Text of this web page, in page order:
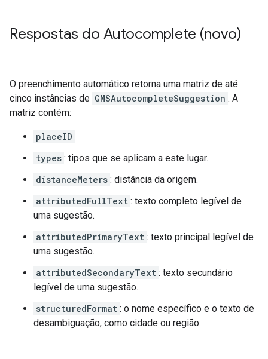
Respostas do Autocomplete (novo)
O preenchimento automático retorna uma matriz de até
cinco instâncias de GMSAutocompleteSuggestion . A
matriz contém:
placeID
types : tipos que se aplicam a este lugar.
distanceMeters : distância da origem.
attributedFullText : texto completo legível de
uma sugestão.
attributedPrimaryText : texto principal legível de
uma sugestão.
attributedSecondaryText : texto secundário
legível de uma sugestão.
structuredFormat : o nome específico e o texto de
desambiguação, como cidade ou região.